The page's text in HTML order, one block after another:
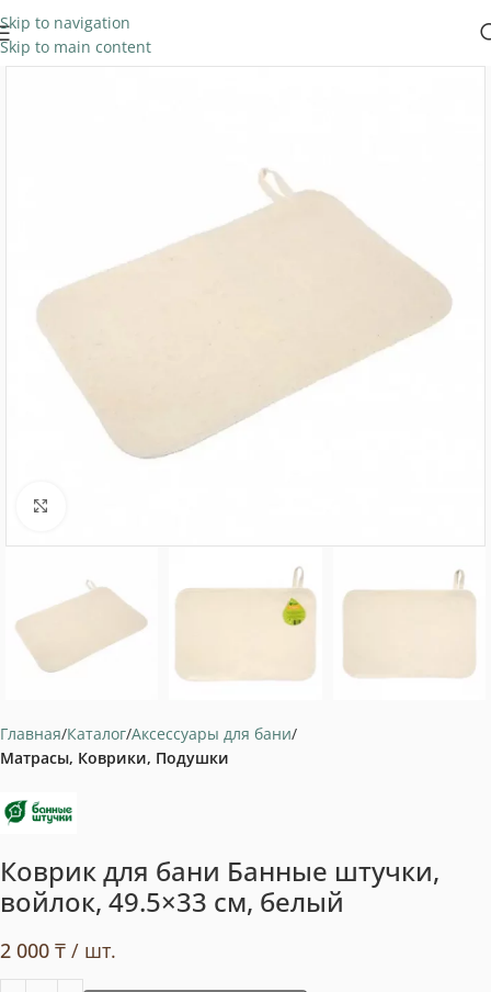
Skip to navigation
Skip to main content
Главная Каталог Аксессуары для бани
Матрасы, Коврики, Подушки
Коврик для бани Банные штучки,
войлок, 49.5×33 см, белый
2 000 ₸ / шт.